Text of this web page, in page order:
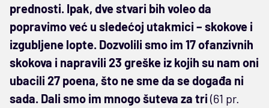
prednosti. Ipak, dve stvari bih voleo da
popravimo već u sledećoj utakmici – skokove i
izgubljene lopte. Dozvolili smo im 17 ofanzivnih
skokova i napravili 23 greške iz kojih su nam oni
ubacili 27 poena, što ne sme da se događa ni
sada. Dali smo im mnogo šuteva za tri (61 pr.